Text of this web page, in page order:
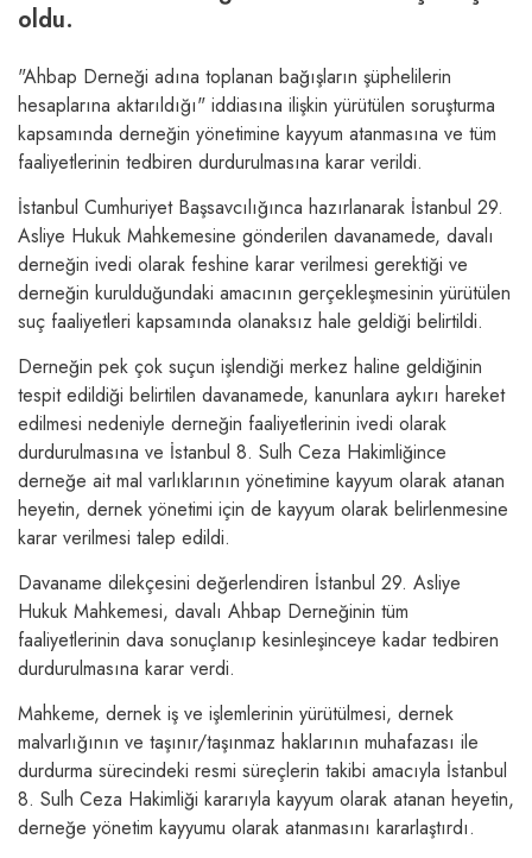
oldu.
"Ahbap Derneği adına toplanan bağışların şüphelilerin
hesaplarına aktarıldığı" iddiasına ilişkin yürütülen soruşturma
kapsamında derneğin yönetimine kayyum atanmasına ve tüm
faaliyetlerinin tedbiren durdurulmasına karar verildi.
İstanbul Cumhuriyet Başsavcılığınca hazırlanarak İstanbul 29.
Asliye Hukuk Mahkemesine gönderilen davanamede, davalı
derneğin ivedi olarak feshine karar verilmesi gerektiği ve
derneğin kurulduğundaki amacının gerçekleşmesinin yürütülen
suç faaliyetleri kapsamında olanaksız hale geldiği belirtildi.
Derneğin pek çok suçun işlendiği merkez haline geldiğinin
tespit edildiği belirtilen davanamede, kanunlara aykırı hareket
edilmesi nedeniyle derneğin faaliyetlerinin ivedi olarak
durdurulmasına ve İstanbul 8. Sulh Ceza Hakimliğince
derneğe ait mal varlıklarının yönetimine kayyum olarak atanan
heyetin, dernek yönetimi için de kayyum olarak belirlenmesine
karar verilmesi talep edildi.
Davaname dilekçesini değerlendiren İstanbul 29. Asliye
Hukuk Mahkemesi, davalı Ahbap Derneğinin tüm
faaliyetlerinin dava sonuçlanıp kesinleşinceye kadar tedbiren
durdurulmasına karar verdi.
Mahkeme, dernek iş ve işlemlerinin yürütülmesi, dernek
malvarlığının ve taşınır/taşınmaz haklarının muhafazası ile
durdurma sürecindeki resmi süreçlerin takibi amacıyla İstanbul
8. Sulh Ceza Hakimliği kararıyla kayyum olarak atanan heyetin,
derneğe yönetim kayyumu olarak atanmasını kararlaştırdı.